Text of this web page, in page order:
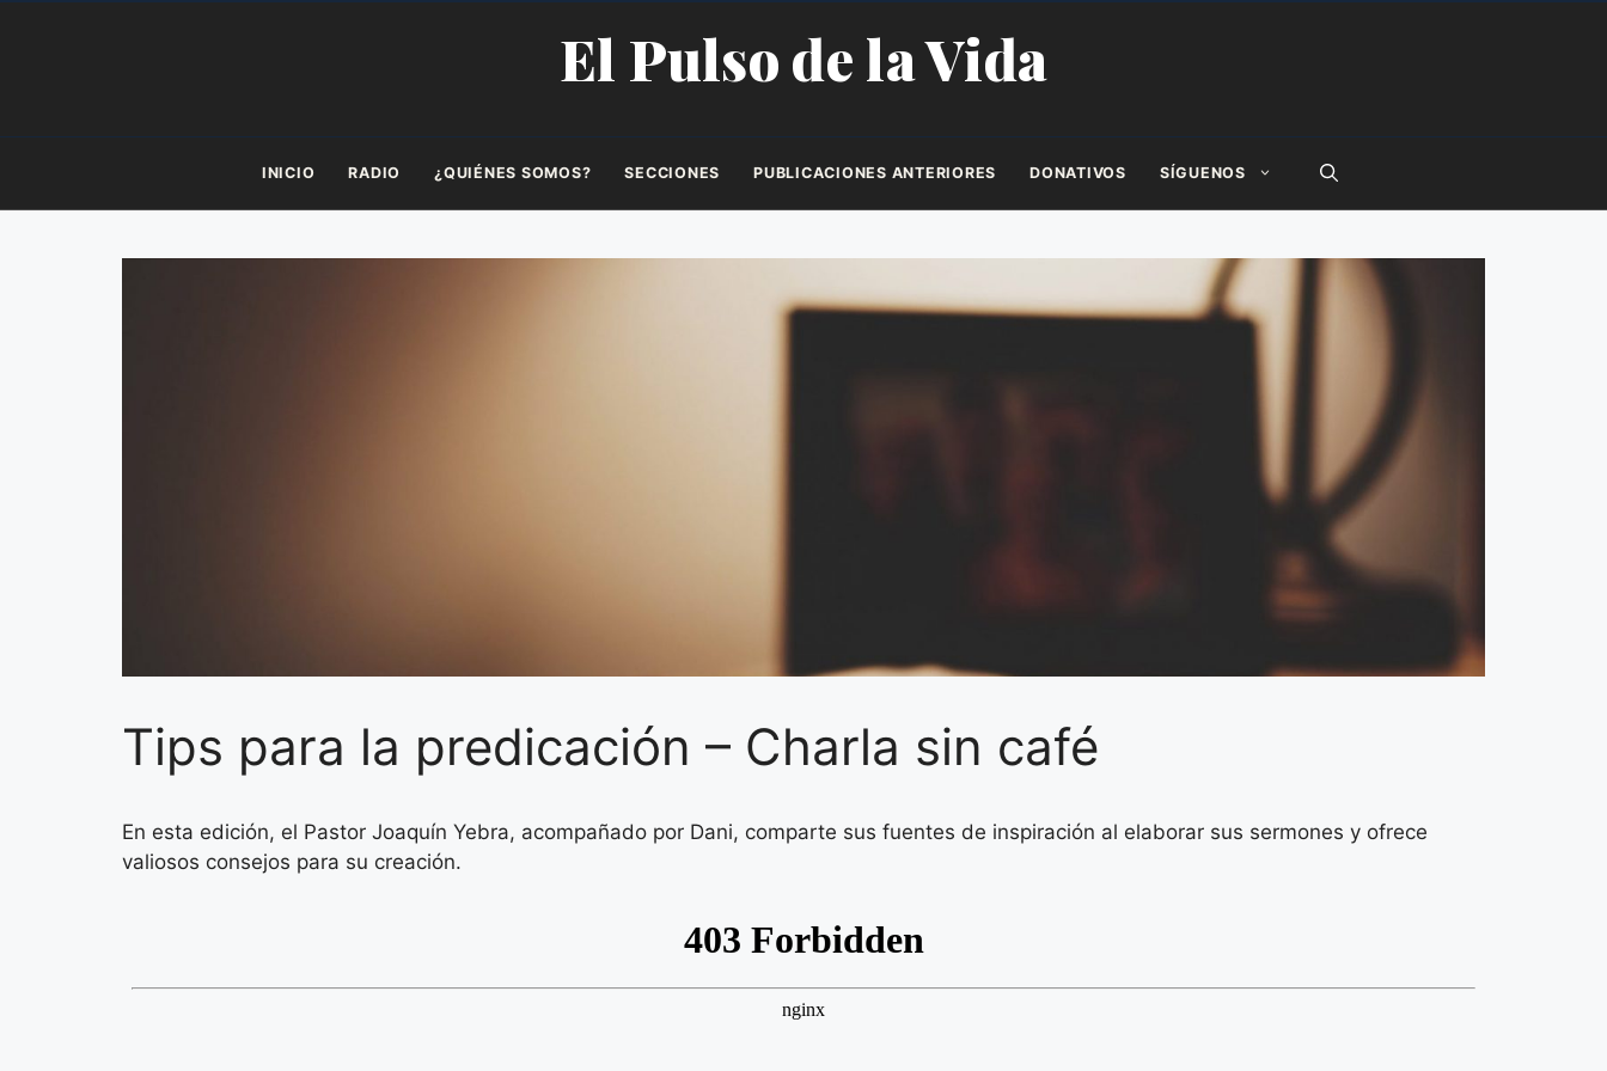
El Pulso de la Vida
INICIO RADIO ¿QUIÉNES SOMOS? SECCIONES PUBLICACIONES ANTERIORES DONATIVOS SÍGUENOS
Tips para la predicación – Charla sin café
En esta edición, el Pastor Joaquín Yebra, acompañado por Dani, comparte sus fuentes de inspiración al elaborar sus sermones y ofrece
valiosos consejos para su creación.